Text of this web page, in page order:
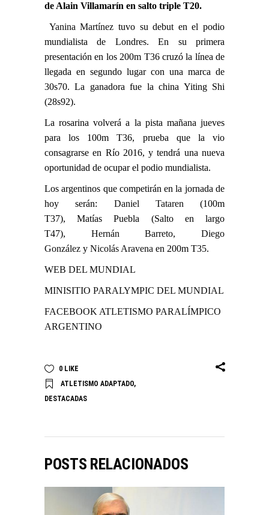
de Alain Villamarín en salto triple T20.
Yanina Martínez tuvo su debut en el podio
mundialista de Londres. En su primera
presentación en los 200m T36 cruzó la línea de
llegada en segundo lugar con una marca de
30s70. La ganadora fue la china Yiting Shi
(28s92).
La rosarina volverá a la pista mañana jueves
para los 100m T36, prueba que la vio
consagrarse en Río 2016, y tendrá una nueva
oportunidad de ocupar el podio mundialista.
Los argentinos que competirán en la jornada de
hoy serán: Daniel Tataren (100m
T37), Matías Puebla (Salto en largo
T47), Hernán Barreto,Diego
González y Nicolás Aravena en 200m T35.
WEB DEL MUNDIAL
MINISITIO PARALYMPIC DEL MUNDIAL
FACEBOOK ATLETISMO PARALÍMPICO
ARGENTINO
0 LIKE
ATLETISMO ADAPTADO,
DESTACADAS
POSTS RELACIONADOS